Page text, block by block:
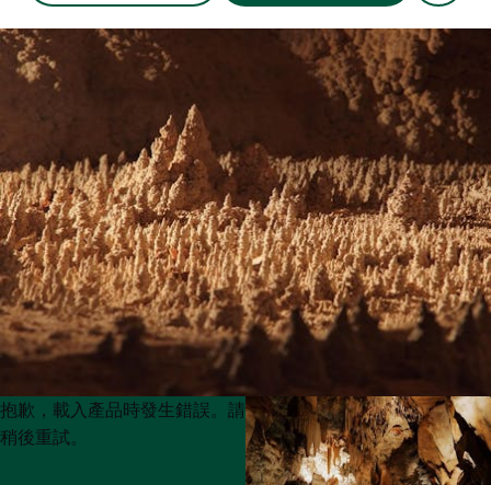
Product
List
Product
List
抱歉，載入產品時發生錯誤。請
稍後重試。